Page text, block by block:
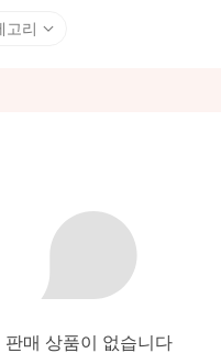
고리
판매 상품이 없습니다